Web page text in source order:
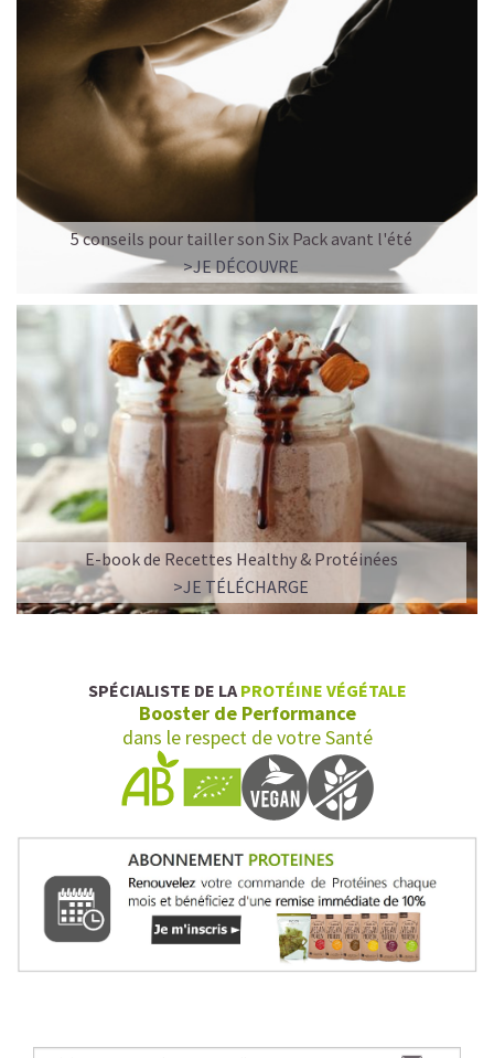
5 conseils pour tailler son Six Pack avant l'été
>JE DÉCOUVRE
E-book de Recettes Healthy & Protéinées
>JE TÉLÉCHARGE
SPÉCIALISTE DE LA PROTÉINE VÉGÉTALE
Booster de Performance
dans le respect de votre Santé